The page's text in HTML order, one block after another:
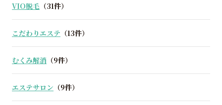
VIO脱毛 （31件）
こだわりエステ （13件）
むくみ解消 （9件）
エステサロン （9件）